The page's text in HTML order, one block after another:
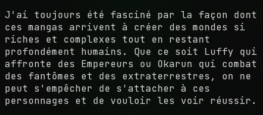
J'ai toujours été fasciné par la façon dont
ces mangas arrivent à créer des mondes si
riches et complexes tout en restant
profondément humains. Que ce soit Luffy qui
affronte des Empereurs ou Okarun qui combat
des fantômes et des extraterrestres, on ne
peut s'empêcher de s'attacher à ces
personnages et de vouloir les voir réussir.